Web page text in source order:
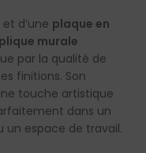
et d’une plaque en
murale
par la qualité de
finitions. Son
touche artistique
dans un
un espace de travail.